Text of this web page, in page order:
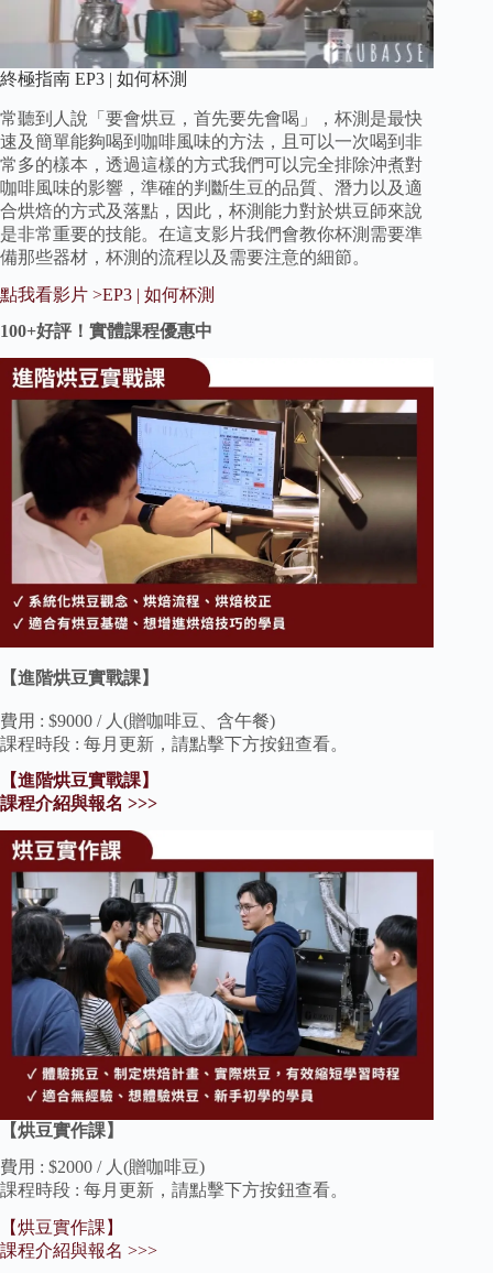
終極指南 EP3 | 如何杯測
常聽到人說「要會烘豆，首先要先會喝」，杯測是最快
速及簡單能夠喝到咖啡風味的方法，且可以一次喝到非
常多的樣本，透過這樣的方式我們可以完全排除沖煮對
咖啡風味的影響，準確的判斷生豆的品質、潛力以及適
合烘焙的方式及落點，因此，杯測能力對於烘豆師來說
是非常重要的技能。在這支影片我們會教你杯測需要準
備那些器材，杯測的流程以及需要注意的細節。
點我看影片 >EP3 | 如何杯測
100+好評！實體課程優惠中
【進階烘豆實戰課】
費用 : $9000 / 人(贈咖啡豆、含午餐)
課程時段 : 每月更新，請點擊下方按鈕查看。
【進階烘豆實戰課】
課程介紹與報名 >>>
【烘豆實作課】
費用 : $2000 / 人(贈咖啡豆)
課程時段 : 每月更新，請點擊下方按鈕查看。
【烘豆實作課】
課程介紹與報名 >>>